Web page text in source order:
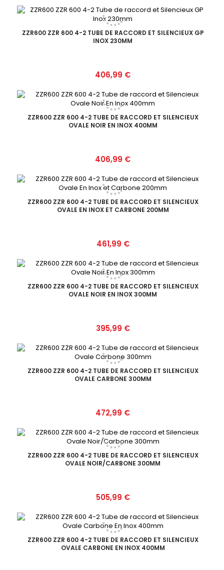
ZZR600 ZZR 600 4-2 TUBE DE RACCORD ET SILENCIEUX GP
INOX 230MM
Prix
406,99 €
ZZR600 ZZR 600 4-2 TUBE DE RACCORD ET SILENCIEUX
OVALE NOIR EN INOX 400MM
Prix
406,99 €
ZZR600 ZZR 600 4-2 TUBE DE RACCORD ET SILENCIEUX
OVALE EN INOX ET CARBONE 200MM
Prix
461,99 €
ZZR600 ZZR 600 4-2 TUBE DE RACCORD ET SILENCIEUX
OVALE NOIR EN INOX 300MM
Prix
395,99 €
ZZR600 ZZR 600 4-2 TUBE DE RACCORD ET SILENCIEUX
OVALE CARBONE 300MM
Prix
472,99 €
ZZR600 ZZR 600 4-2 TUBE DE RACCORD ET SILENCIEUX
OVALE NOIR/CARBONE 300MM
Prix
505,99 €
ZZR600 ZZR 600 4-2 TUBE DE RACCORD ET SILENCIEUX
OVALE CARBONE EN INOX 400MM